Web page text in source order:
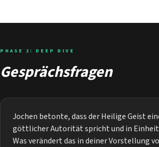
PHASE 2: DEEP DIVE
Gesprächsfragen
Jochen betonte, dass der Heilige Geist
göttlicher Autorität spricht und in
Was verändert das in deiner Vorstellung